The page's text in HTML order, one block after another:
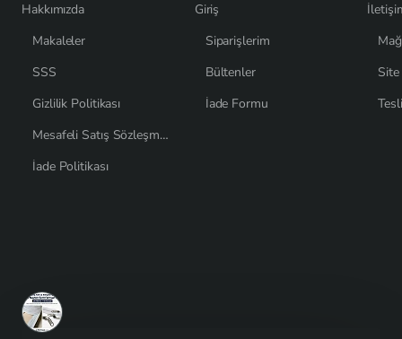
Hakkımızda
Makaleler
SSS
Gizlilik Politikası
Mesafeli Satış Sözleşmesi
İade Politikası
Giriş
Siparişlerim
Bültenler
İade Formu
Site